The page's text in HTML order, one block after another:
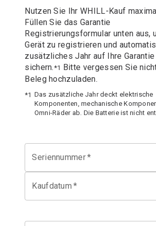
Nutzen Sie Ihr WHILL-Kauf
Füllen Sie das Garantie
Registrierungsformular unten aus,
Gerät zu registrieren und
zusätzliches Jahr auf Ihre
sichern.*1 Bitte vergessen Sie
Beleg hochzuladen.
*1 Das zusätzliche Jahr deckt elektrische
Komponenten, mechanische
Omni-Räder ab. Die Batterie ist nicht
Seriennummer*
Kaufdatum *